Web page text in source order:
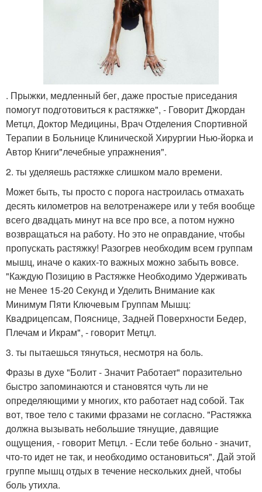
. Прыжки, медленный бег, даже простые приседания
помогут подготовиться к растяжке", - Говорит Джордан
Метцл, Доктор Медицины, Врач Отделения Спортивной
Терапии в Больнице Клинической Хирургии Нью-йорка и
Автор Книги"лечебные упражнения".
2. ты уделяешь растяжке слишком мало времени.
Может быть, ты просто с порога настроилась отмахать
десять километров на велотренажере или у тебя вообще
всего двадцать минут на все про все, а потом нужно
возвращаться на работу. Но это не оправдание, чтобы
пропускать растяжку! Разогрев необходим всем группам
мышц, иначе о каких-то важных можно забыть вовсе.
"Каждую Позицию в Растяжке Необходимо Удерживать
не Менее 15-20 Секунд и Уделить Внимание как
Минимум Пяти Ключевым Группам Мышц:
Квадрицепсам, Пояснице, Задней Поверхности Бедер,
Плечам и Икрам", - говорит Метцл.
3. ты пытаешься тянуться, несмотря на боль.
Фразы в духе "Болит - Значит Работает" поразительно
быстро запоминаются и становятся чуть ли не
определяющими у многих, кто работает над собой. Так
вот, твое тело с такими фразами не согласно. "Растяжка
должна вызывать небольшие тянущие, давящие
ощущения, - говорит Метцл. - Если тебе больно - значит,
что-то идет не так, и необходимо остановиться". Дай этой
группе мышц отдых в течение нескольких дней, чтобы
боль утихла.